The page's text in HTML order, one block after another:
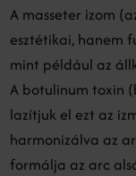
A masseter izom
esztétikai, hanem
mint például az
A botulinum toxin
lazítjuk el ezt az
harmonizálva az
formálja az arc